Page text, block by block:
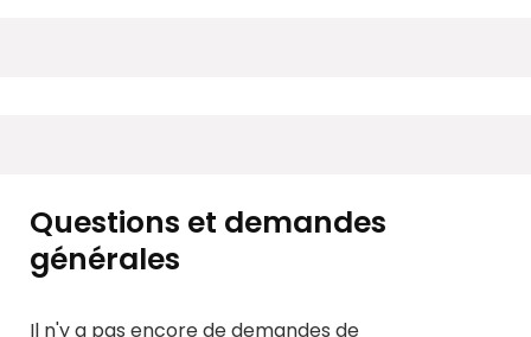
Questions et demandes
générales
Il n'y a pas encore de demandes de